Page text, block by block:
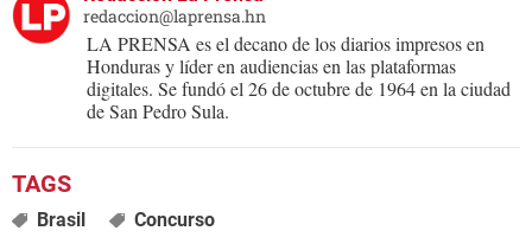
redaccion@laprensa.hn
LA PRENSA es el decano de los diarios impresos en
Honduras y líder en audiencias en las plataformas
digitales. Se fundó el 26 de octubre de 1964 en la ciudad
de San Pedro Sula.
Brasil Concurso